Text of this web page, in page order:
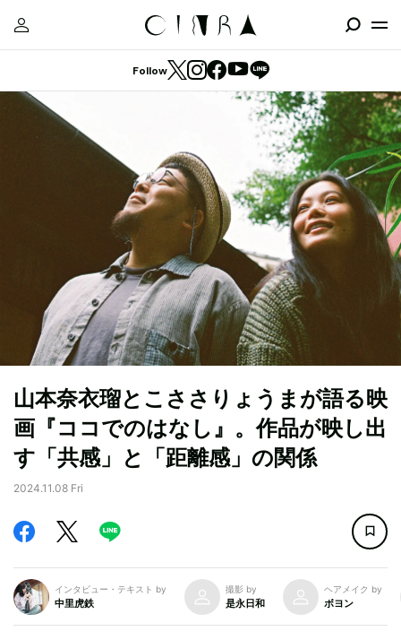
Follow
山本奈衣瑠とこささりょうまが語る映
画『ココでのはなし』。作品が映し出
す「共感」と「距離感」の関係
2024.11.08 Fri
インタビュー・テキスト by
中里虎鉄
撮影 by
是永日和
ヘアメイク by
ボヨン